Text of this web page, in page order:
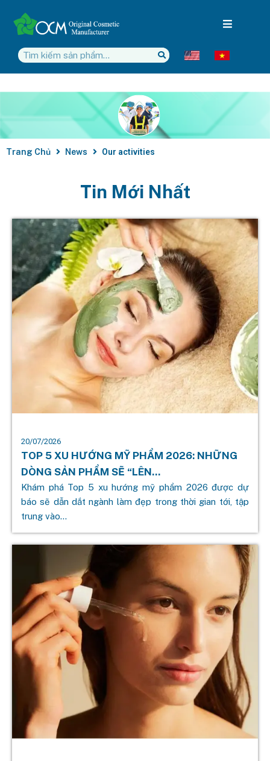
Trang Chủ News Our activities
Tin Mới Nhất
20/07/2026
TOP 5 XU HƯỚNG MỸ PHẨM 2026: NHỮNG
DÒNG SẢN PHẨM SẼ “LÊN...
Khám phá Top 5 xu hướng mỹ phẩm 2026 được dự
báo sẽ dẫn dắt ngành làm đẹp trong thời gian tới, tập
trung vào...